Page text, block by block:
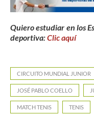
Quiero estudiar en los
deportiva:Clic aquí
CIRCUITO MUNDIAL JUNIOR
JOSÉ PABLO COELLO
MATCH TENIS TENIS